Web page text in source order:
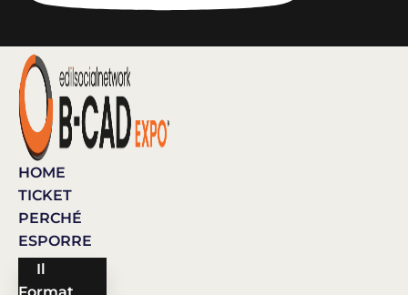
HOME
TICKET
PERCHÉ
ESPORRE
Il